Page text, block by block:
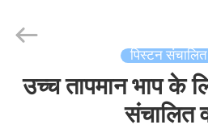
घर
group.
पिस्टन संचालित
उच्च तापमान भाप के
संचालित